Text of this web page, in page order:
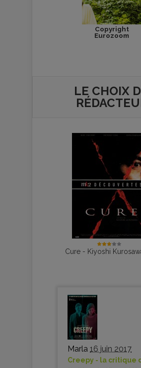
Copyright
Eurozoom
LE CHOIX
Cure - Kiyoshi
Marla 16 juin 2017
Creepy - la critique